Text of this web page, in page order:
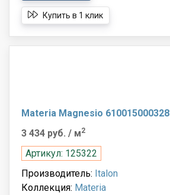
Купить в 1 клик
Materia Magnesio 610015000328
3 434 руб. / м2
Артикул: 125322
Производитель: Italon
Коллекция: Materia